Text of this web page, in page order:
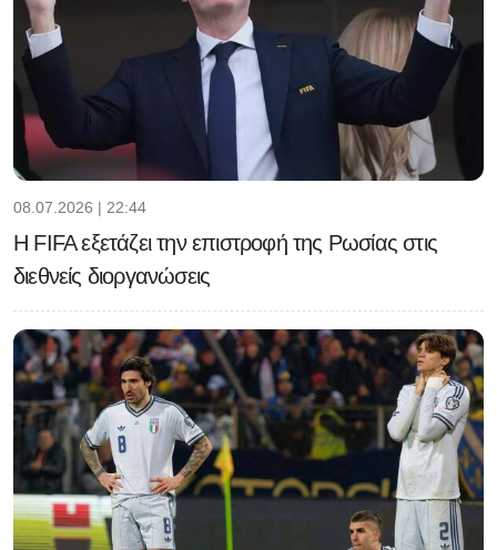
08.07.2026 | 22:44
Η FIFA εξετάζει την επιστροφή της Ρωσίας στις
διεθνείς διοργανώσεις